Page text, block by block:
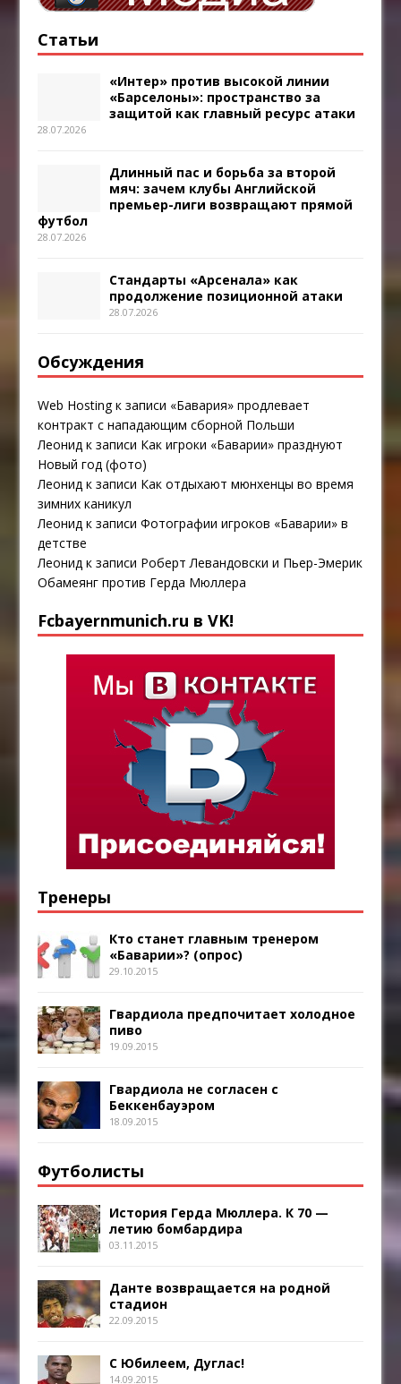
Статьи
«Интер» против высокой линии
«Барселоны»: пространство за
защитой как главный ресурс атаки
28.07.2026
Длинный пас и борьба за второй
мяч: зачем клубы Английской
премьер-лиги возвращают прямой
футбол
28.07.2026
Стандарты «Арсенала» как
продолжение позиционной атаки
28.07.2026
Обсуждения
Web Hostingк записи «Бавария» продлевает
контракт с нападающим сборной Польши
Леонид к записи Как игроки «Баварии» празднуют
Новый год (фото)
Леонид к записи Как отдыхают мюнхенцы во время
зимних каникул
Леонид к записиФотографии игроков «Баварии» в
детстве
Леонид к записи Роберт Левандовски и Пьер-Эмерик
Обамеянг против Герда Мюллера
Fcbayernmunich.ru в VK!
Тренеры
Кто станет главным тренером
«Баварии»? (опрос)
29.10.2015
Гвардиола предпочитает холодное
пиво
19.09.2015
Гвардиола не согласен с
Беккенбауэром
18.09.2015
Футболисты
История Герда Мюллера. К 70 —
летию бомбардира
03.11.2015
Данте возвращается на родной
стадион
22.09.2015
С Юбилеем, Дуглас!
14.09.2015